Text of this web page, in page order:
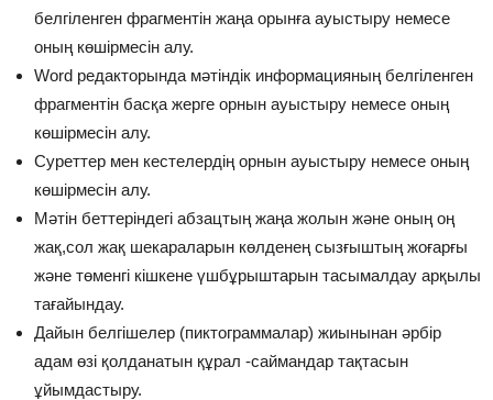
белгіленген фрагментін жаңа орынға ауыстыру немесе
оның көшірмесін алу.
Word редакторында мәтіндік информацияның белгіленген
фрагментін басқа жерге орнын ауыстыру немесе оның
көшірмесін алу.
Суреттер мен кестелердің орнын ауыстыру немесе оның
көшірмесін алу.
Мәтін беттеріндегі абзацтың жаңа жолын және оның оң
жақ,сол жақ шекараларын көлденең сызғыштың жоғарғы
және төменгі кішкене үшбұрыштарын тасымалдау арқылы
тағайындау.
Дайын белгішелер (пиктограммалар) жиынынан әрбір
адам өзі қолданатын құрал -саймандар тақтасын
ұйымдастыру.